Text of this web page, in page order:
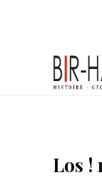
Los !